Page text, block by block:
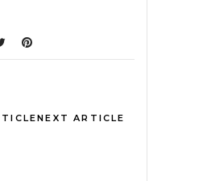
NEXT ARTICLE